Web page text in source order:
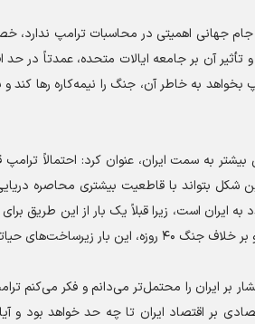
جهانی اهمیتی در محاسبات ترامپ ندارد،
تأثیر آن بر جامعه ایالات متحده، عمدتاً در
به خاطر آن، جنگ را نیمه‌کاره رها کند و
به سمت ایران، عنوان کرد: احتمالاً ترامپ
شکل بتواند با قاطعیت بیشتری محاصره
به ایران است، زیرا قبلاً یک بار از این طریق
را در ایران هدف قرار دهد.
ایران را محتمل‌تر می‌دانم و فکر می‌کنم
بر اقتصاد ایران تا چه حد خواهد بود و